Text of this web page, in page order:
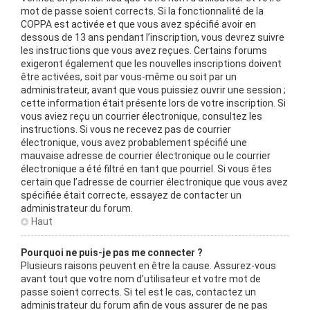
mot de passe soient corrects. Si la fonctionnalité de la
COPPA est activée et que vous avez spécifié avoir en
dessous de 13 ans pendant l’inscription, vous devrez suivre
les instructions que vous avez reçues. Certains forums
exigeront également que les nouvelles inscriptions doivent
être activées, soit par vous-même ou soit par un
administrateur, avant que vous puissiez ouvrir une session ;
cette information était présente lors de votre inscription. Si
vous aviez reçu un courrier électronique, consultez les
instructions. Si vous ne recevez pas de courrier
électronique, vous avez probablement spécifié une
mauvaise adresse de courrier électronique ou le courrier
électronique a été filtré en tant que pourriel. Si vous êtes
certain que l’adresse de courrier électronique que vous avez
spécifiée était correcte, essayez de contacter un
administrateur du forum.
Haut
Pourquoi ne puis-je pas me connecter ?
Plusieurs raisons peuvent en être la cause. Assurez-vous
avant tout que votre nom d’utilisateur et votre mot de
passe soient corrects. Si tel est le cas, contactez un
administrateur du forum afin de vous assurer de ne pas